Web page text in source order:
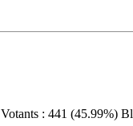
: 441 (45.99%)